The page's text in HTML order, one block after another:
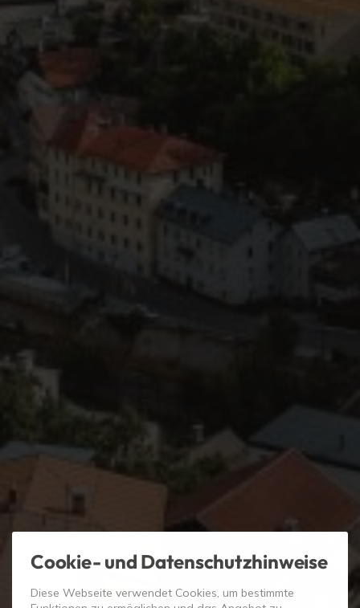
Cookie- und Datenschutzhinweise
Diese Webseite verwendet Cookies, um bestimmte